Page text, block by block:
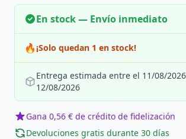
En stock — Envío inmediato
🔥¡Solo quedan 1 en stock!
Entrega estimada entre el 11/08/
12/08/2026
Gana 0,56 € de crédito de fidelización
Devoluciones gratis durante 30 días